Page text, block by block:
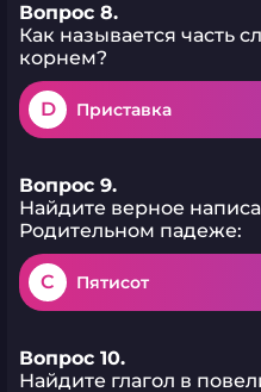
Вопрос 8.
Как называется часть
корнем?
D Приставка
Вопрос 9.
Найдите верное
Родительном падеже:
C Пятисот
Вопрос 10.
Найдите глагол в